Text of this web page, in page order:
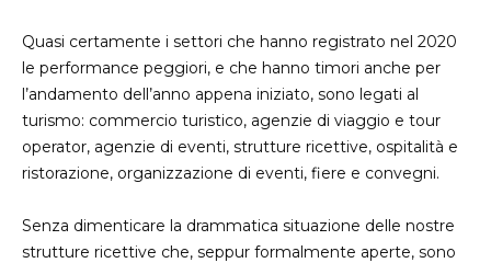
Quasi certamente i settori che hanno registrato nel 2020
le performance peggiori, e che hanno timori anche per
l’andamento dell’anno appena iniziato, sono legati al
turismo: commercio turistico, agenzie di viaggio e tour
operator, agenzie di eventi, strutture ricettive, ospitalità e
ristorazione, organizzazione di eventi, fiere e convegni.
Senza dimenticare la drammatica situazione delle nostre
strutture ricettive che, seppur formalmente aperte, sono